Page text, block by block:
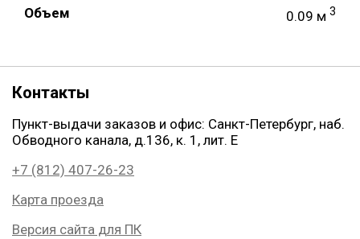
Объем 0.09 м 3
Контакты
Пункт-выдачи заказов и офис: Санкт-Петербург, наб.
Обводного канала, д.136, к. 1, лит. Е
+7 (812) 407-26-23
Карта проезда
Версия сайта для ПК